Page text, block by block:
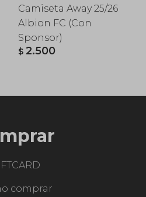
Camiseta Away 25/26
Albion FC (Con
Sponsor)
$ 2.500
comprar